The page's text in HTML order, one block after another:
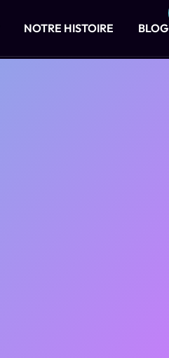
NOTRE HISTOIRE BLOG